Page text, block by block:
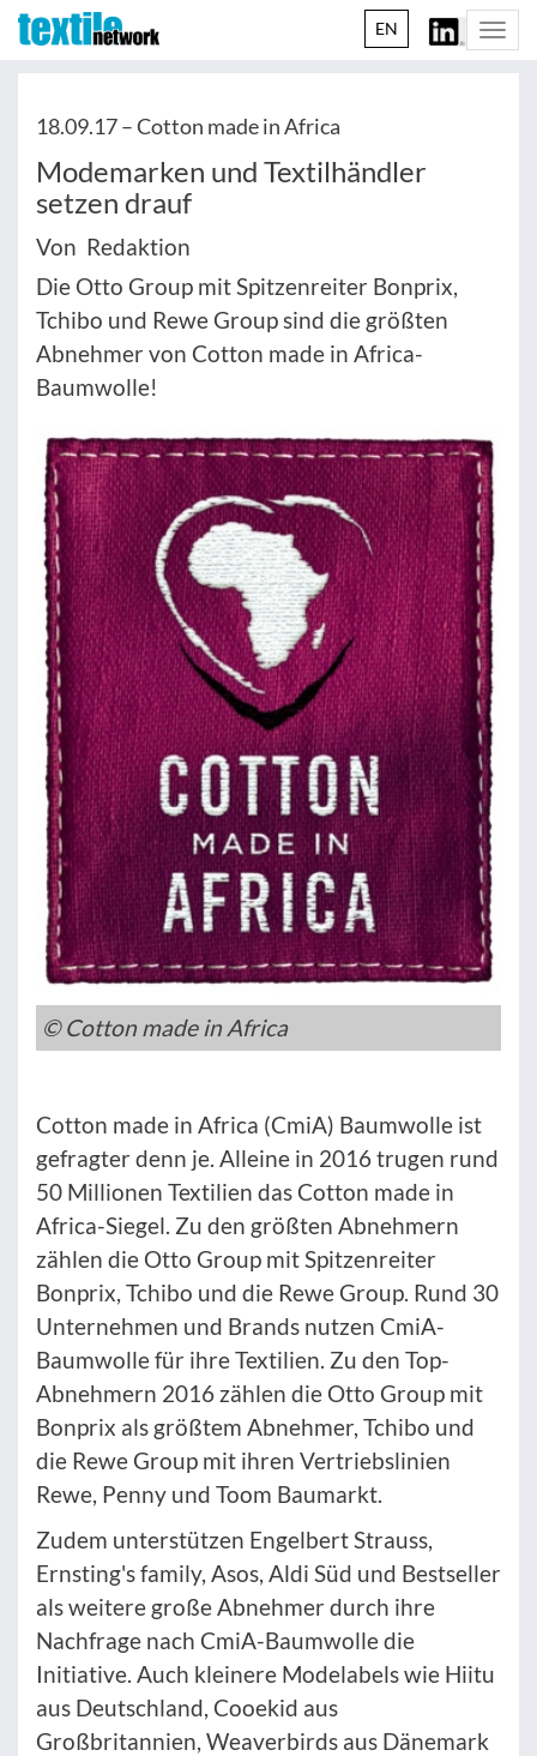
EN
18.09.17 –Cotton made in Africa
Modemarken und Textilhändler
setzen drauf
Von Redaktion
Die Otto Group mit Spitzenreiter Bonprix,
Tchibo und Rewe Group sind die größten
Abnehmer von Cotton made in Africa-
Baumwolle!
© Cotton made in Africa
Cotton made in Africa (CmiA) Baumwolle ist
gefragter denn je. Alleine in 2016 trugen rund
50 Millionen Textilien das Cotton made in
Africa-Siegel. Zu den größten Abnehmern
zählen die Otto Group mit Spitzenreiter
Bonprix, Tchibo und die Rewe Group. Rund 30
Unternehmen und Brands nutzen CmiA-
Baumwolle für ihre Textilien. Zu den Top-
Abnehmern 2016 zählen die Otto Group mit
Bonprix als größtem Abnehmer, Tchibo und
die Rewe Group mit ihren Vertriebslinien
Rewe, Penny und Toom Baumarkt.
Zudem unterstützen Engelbert Strauss,
Ernsting's family, Asos, Aldi Süd und Bestseller
als weitere große Abnehmer durch ihre
Nachfrage nach CmiA-Baumwolle die
Initiative. Auch kleinere Modelabels wie Hiitu
aus Deutschland, Cooekid aus
Großbritannien, Weaverbirds aus Dänemark